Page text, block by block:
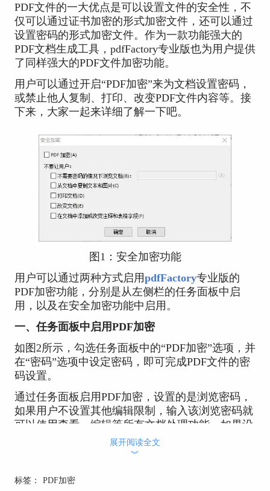
PDF文件的一大优点是可以设置文件的安全性，不
仅可以通过证书加密的形式加密文件，还可以通过
设置密码的形式加密文件。作为一款功能强大的
PDF文档生成工具，pdfFactory专业版也为用户提供
了同样强大的PDF文件加密功能。
用户可以通过开启“PDF加密”来为文档设置密码，
或禁止他人复制、打印、改变PDF文件内容等。接
下来，大家一起来详细了解一下吧。
图1：安全加密功能
用户可以通过两种方式启用pdfFactory专业版的
PDF加密功能，分别是从左侧栏的任务面板中启
用，以及在安全加密功能中启用。
一、任务面板中启用PDF加密
如图2所示，勾选任务面板中的“PDF加密”选项，并
在“密码”选项中设定密码，即可完成PDF文件的密
码设置。
通过任务面板启用PDF加密，设置的是浏览密码，
如果用户不设置其他编辑限制，输入该浏览密码就
可以使用查看、编辑等所有文档处理功能。如果设
置了其他如禁止打印、复制等功能，输入该浏览密
码就仅能开启查看功能。
好处在于其便捷性，适合时间比较紧迫的情况使
用；但其缺点是仅能通过设置密码的方式保护文
展开阅读全文
︾
标签： PDF加密